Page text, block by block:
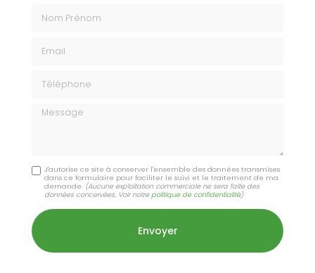
Message
J'autorise ce site à conserver l'ensemble des données transmises
dans ce formulaire pour faciliter le suivi et le traitement de ma
demande. (Aucune exploitation commerciale ne sera faite des
données concervées. Voir notre politique de confidentialité)